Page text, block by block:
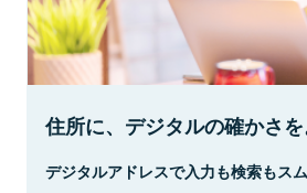
住所に、デジタルの確かさを
デジタルアドレスで入力も検索もスム